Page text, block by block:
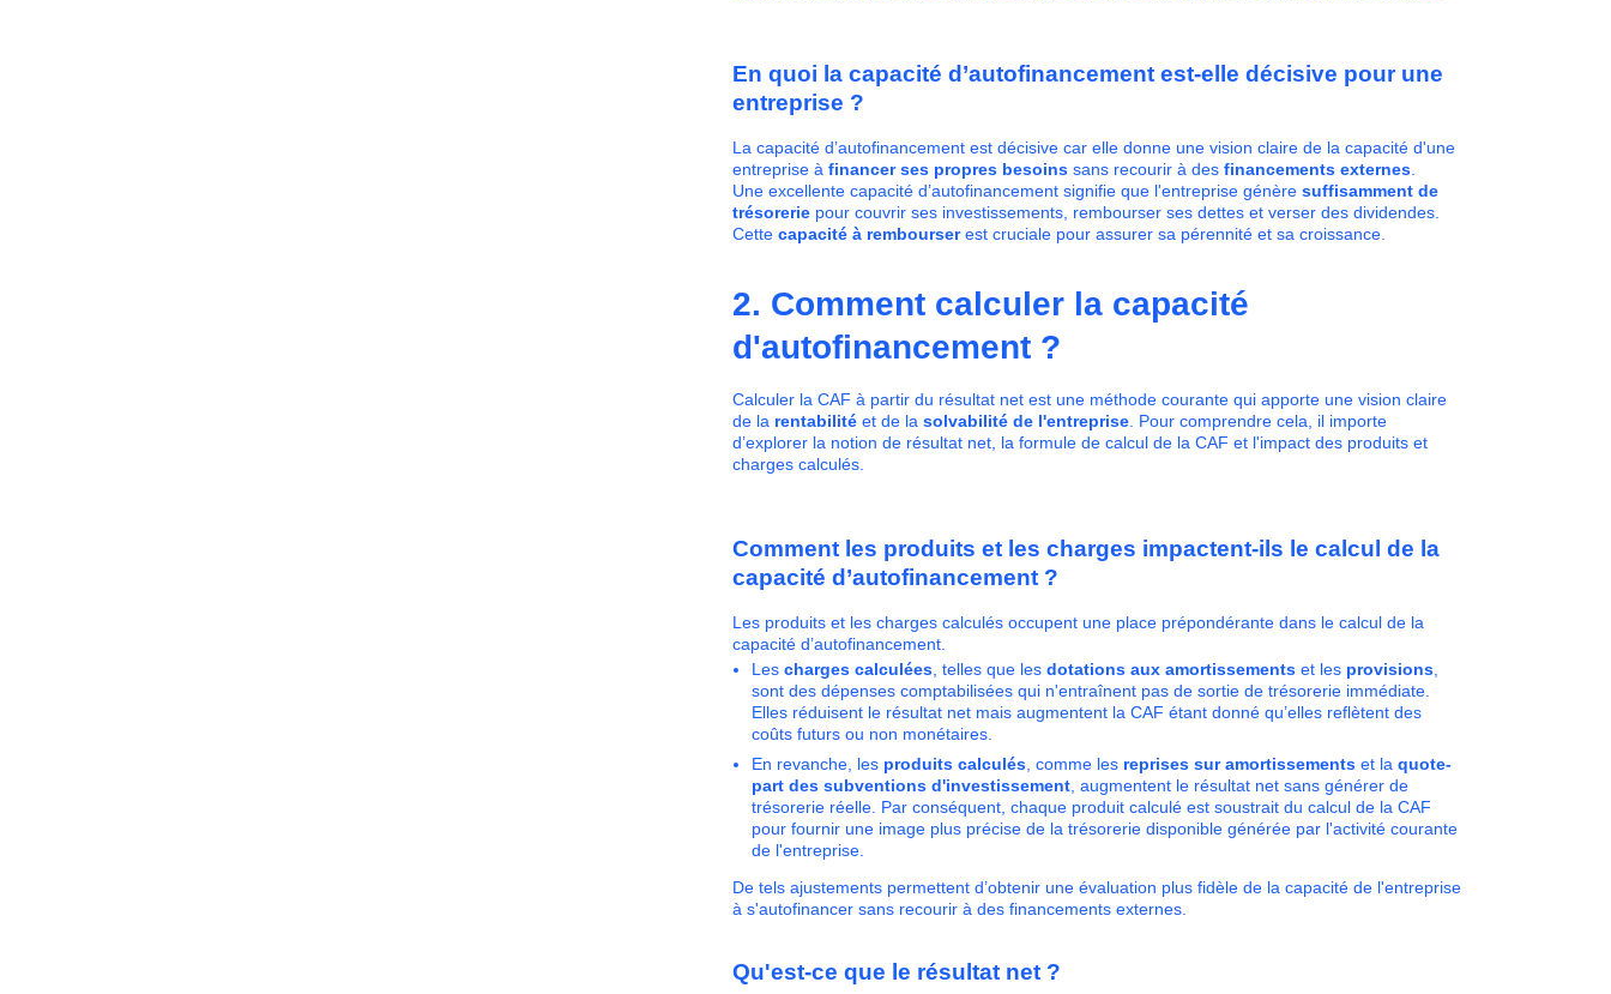
En quoi la capacité d’autofinancement est-elle décisive pour une
entreprise ?
La capacité d’autofinancement est décisive car elle donne une vision claire de la capacité d'une
entreprise à financer ses propres besoinssans recourir à des financements externes.
Une excellente capacité d’autofinancement signifie que l'entreprise génère suffisamment de
trésoreriepour couvrir ses investissements, rembourser ses dettes et verser des dividendes.
Cette capacité à rembourserest cruciale pour assurer sa pérennité et sa croissance.
2. Comment calculer la capacité
d'autofinancement ?
Calculer la CAF à partir du résultat net est une méthode courante qui apporte une vision claire
de la rentabilitéet de la solvabilité de l'entreprise. Pour comprendre cela, il importe
d’explorer la notion de résultat net, la formule de calcul de la CAF et l'impact des produits et
charges calculés.
Comment les produits et les charges impactent-ils le calcul de la
capacité d’autofinancement ?
Les produits et les charges calculés occupent une place prépondérante dans le calcul de la
capacité d’autofinancement.
Les charges calculées, telles que les dotations aux amortissementset les provisions,
sont des dépenses comptabilisées qui n'entraînent pas de sortie de trésorerie immédiate.
Elles réduisent le résultat net mais augmentent la CAF étant donné qu’elles reflètent des
coûts futurs ou non monétaires.
En revanche, les produits calculés, comme les reprises sur amortissementset la quote-
part des subventions d'investissement, augmentent le résultat net sans générer de
trésorerie réelle. Par conséquent, chaque produit calculé est soustrait du calcul de la CAF
pour fournir une image plus précise de la trésorerie disponible générée par l'activité courante
de l'entreprise.
De tels ajustements permettent d’obtenir une évaluation plus fidèle de la capacité de l'entreprise
à s'autofinancer sans recourir à des financements externes.
Qu'est-ce que le résultat net ?